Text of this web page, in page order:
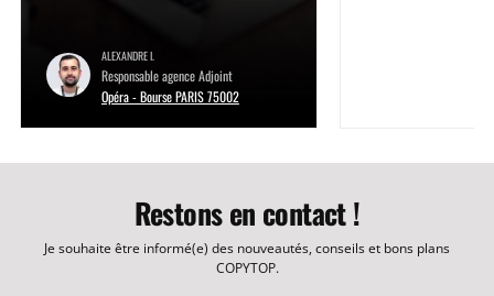
ALEXANDRE I.
Responsable agence Adjoint
Opéra - Bourse PARIS 75002
Restons en contact !
Je souhaite être informé(e) des nouveautés, conseils et bons plans
COPYTOP.